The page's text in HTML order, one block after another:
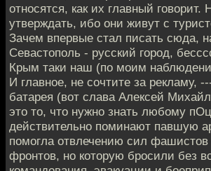
относятся, как их главный говорит.
утверждать, ибо они живут с
Зачем впервые стал писать сюда,
Севастополь - русский город,
Крым таки наш (по моим
И главное, не сочтите за рекламу,
батарея (вот слава Алексей
это то, что нужно знать любому
действительно поминают павшую
помогла отвлечению сил фашистов
фронтов, но которую бросили без